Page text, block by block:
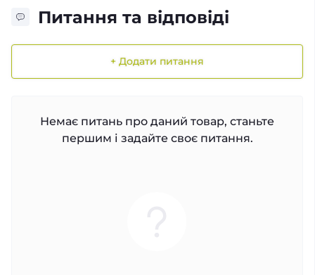
Питання та відповіді
+ Додати питання
Немає питань про даний товар, станьте
першим і задайте своє питання.